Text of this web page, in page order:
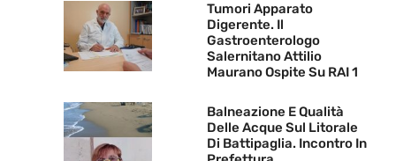
Tumori Apparato
Digerente. Il
Gastroenterologo
Salernitano Attilio
Maurano Ospite Su RAI 1
Balneazione E Qualità
Delle Acque Sul Litorale
Di Battipaglia. Incontro In